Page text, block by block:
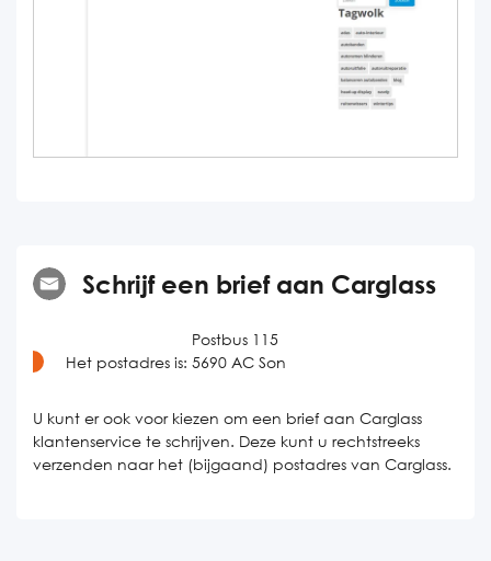
Schrijf een brief aan Carglass
Het postadres is:
Postbus 115
5690 AC Son
U kunt er ook voor kiezen om een brief aan Carglass
klantenservice te schrijven. Deze kunt u rechtstreeks
verzenden naar het (bijgaand) postadres van Carglass.